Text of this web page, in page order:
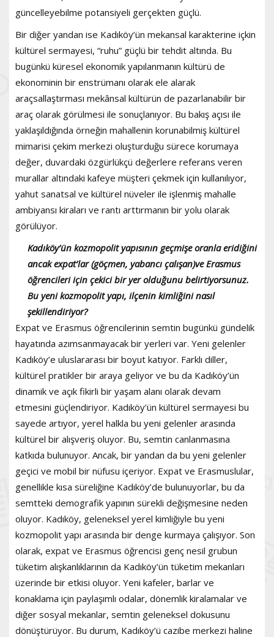
güncelleyebilme potansiyeli gerçekten güçlü.
Bir diğer yandan ise Kadıköy’ün mekansal karakterine içkin
kültürel sermayesi, “ruhu” güçlü bir tehdit altında. Bu
bugünkü küresel ekonomik yapılanmanın kültürü de
ekonominin bir enstrümanı olarak ele alarak
araçsallaştırması mekânsal kültürün de pazarlanabilir bir
araç olarak görülmesi ile sonuçlanıyor. Bu bakış açısı ile
yaklaşıldığında örneğin mahallenin korunabilmiş kültürel
mimarisi çekim merkezi oluşturduğu sürece korumaya
değer, duvardaki özgürlükçü değerlere referans veren
murallar altındaki kafeye müşteri çekmek için kullanılıyor,
yahut sanatsal ve kültürel nüveler ile işlenmiş mahalle
ambiyansı kiraları ve rantı arttırmanın bir yolu olarak
görülüyor.
Kadıköy’ün kozmopolit yapısının geçmişe oranla eridiğini
ancak expat’lar (göçmen, yabancı çalışan)ve Erasmus
öğrencileri için çekici bir yer olduğunu belirtiyorsunuz.
Bu yeni kozmopolit yapı, ilçenin kimliğini nasıl
şekillendiriyor?
Expat ve Erasmus öğrencilerinin semtin bugünkü gündelik
hayatında azımsanmayacak bir yerleri var. Yeni gelenler
Kadıköy’e uluslararası bir boyut katıyor. Farklı diller,
kültürel pratikler bir araya geliyor ve bu da Kadıköy’ün
dinamik ve açık fikirli bir yaşam alanı olarak devam
etmesini güçlendiriyor. Kadıköy’ün kültürel sermayesi bu
sayede artıyor, yerel halkla bu yeni gelenler arasında
kültürel bir alışveriş oluyor. Bu, semtin canlanmasına
katkıda bulunuyor. Ancak, bir yandan da bu yeni gelenler
geçici ve mobil bir nüfusu içeriyor. Expat ve Erasmuslular,
genellikle kısa süreliğine Kadıköy’de bulunuyorlar, bu da
semtteki demografik yapının sürekli değişmesine neden
oluyor. Kadıköy, geleneksel yerel kimliğiyle bu yeni
kozmopolit yapı arasında bir denge kurmaya çalışıyor. Son
olarak, expat ve Erasmus öğrencisi genç nesil grubun
tüketim alışkanlıklarının da Kadıköy’ün tüketim mekanları
üzerinde bir etkisi oluyor. Yeni kafeler, barlar ve
konaklama için paylaşımlı odalar, dönemlik kiralamalar ve
diğer sosyal mekanlar, semtin geleneksel dokusunu
dönüştürüyor. Bu durum, Kadıköy’ü cazibe merkezi haline